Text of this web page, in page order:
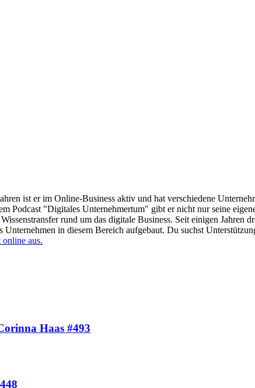
ist er im Online-Business aktiv und hat verschiedene
Podcast "Digitales Unternehmertum" gibt er nicht nur seine
rund um das digitale Business. Seit einigen Jahren
in diesem Bereich aufgebaut. Du suchst
aus.
Haas #493